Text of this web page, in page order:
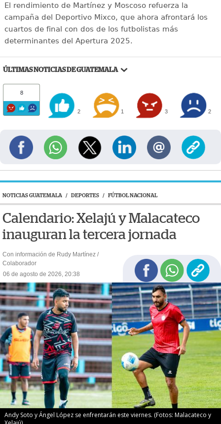
El rendimiento de Martínez y Moscoso refuerza la
campaña del Deportivo Mixco, que ahora afrontará los
cuartos de final con dos de los futbolistas más
determinantes del Apertura 2025.
ÚLTIMAS NOTICIAS DE GUATEMALA
8
2 1 3 2
NOTICIAS GUATEMALA / DEPORTES / FÚTBOL NACIONAL
Calendario: Xelajú y Malacateco
inauguran la tercera jornada
Con información de Rudy Martínez /
Colaborador
06 de agosto de 2026, 20:38
Andy Soto y Ángel López se enfrentarán este viernes. (Fotos: Malacateco y